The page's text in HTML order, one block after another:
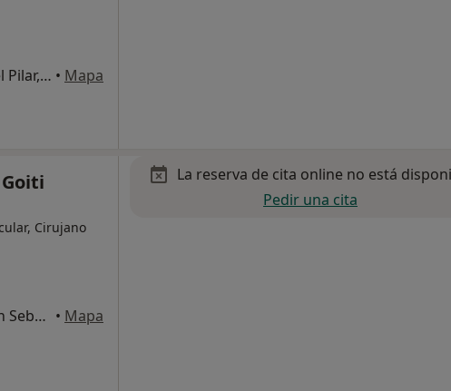
Pº. Ibilb Zarategi 10 C.S. Virgen Del Pilar, Donostia-San Sebastian • Mapa
Goiti
Cirujano
Policlinica Gipuzkoa, Donostia-San Sebastian • Mapa
La reserva de cita online no está
Pedir una cita